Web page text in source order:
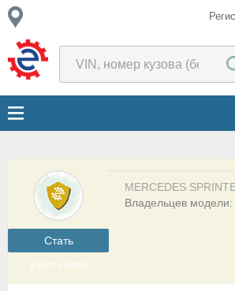
Cтать
участником
MERCEDES
Владельцев модели: